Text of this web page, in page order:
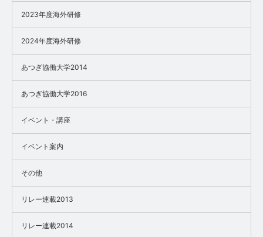
2023年度海外研修
2024年度海外研修
あつぎ協働大学2014
あつぎ協働大学2016
イベント・講座
イベント案内
その他
リレー連載2013
リレー連載2014